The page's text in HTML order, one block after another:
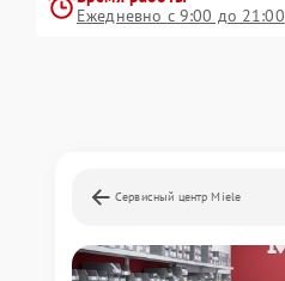
Ежедневно с 9:00 до 21:00
Сервисный центр Miele